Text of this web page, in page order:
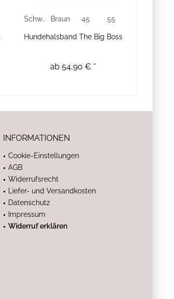
Schwarz Braun 45 55
Hundehalsband The Big Boss
ab 54,90 € *
INFORMATIONEN
Cookie-Einstellungen
AGB
Widerrufsrecht
Liefer- und Versandkosten
Datenschutz
Impressum
Widerruf erklären